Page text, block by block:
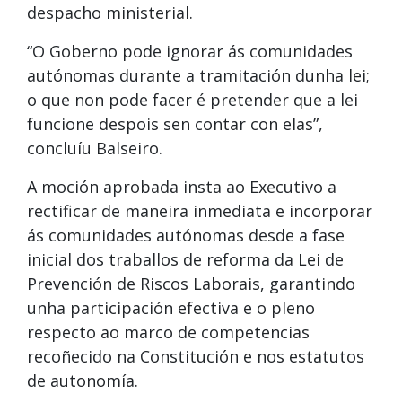
despacho ministerial.
“O Goberno pode ignorar ás comunidades
autónomas durante a tramitación dunha lei;
o que non pode facer é pretender que a lei
funcione despois sen contar con elas”,
concluíu Balseiro.
A moción aprobada insta ao Executivo a
rectificar de maneira inmediata e incorporar
ás comunidades autónomas desde a fase
inicial dos traballos de reforma da Lei de
Prevención de Riscos Laborais, garantindo
unha participación efectiva e o pleno
respecto ao marco de competencias
recoñecido na Constitución e nos estatutos
de autonomía.